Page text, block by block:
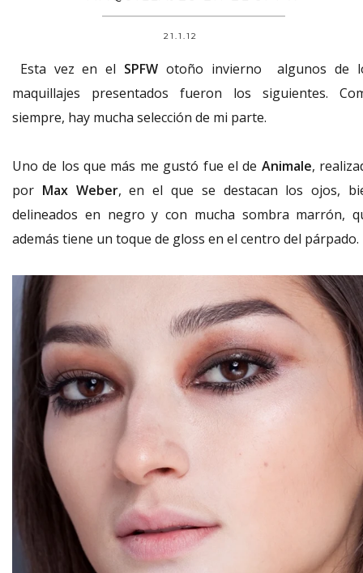
21.1.12
Esta vez en el SPFW otoño invierno algunos de
maquillajes presentados fueron los siguientes.
siempre, hay mucha selección de mi parte.
Uno de los que más me gustó fue el de Animale,
por Max Weber, en el que se destacan los ojos,
delineados en negro y con mucha sombra marrón,
además tiene un toque de gloss en el centro del párpado.